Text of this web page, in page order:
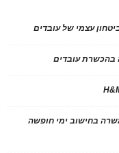
עובדים
בחישוב ימי חופשה